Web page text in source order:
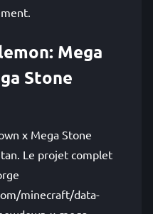
Mega
Stone
x Mega Stone
Le projet complet
minecraft/data-